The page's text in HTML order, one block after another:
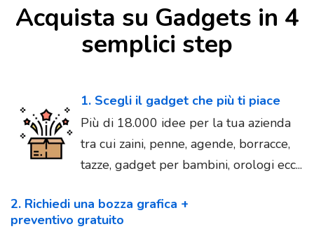
Acquista su Gadgets in 4
semplici step
1. Scegli il gadget che più ti piace
Più di 18.000 idee per la tua azienda
tra cui zaini, penne, agende, borracce,
tazze, gadget per bambini, orologi ecc...
2. Richiedi una bozza grafica +
preventivo gratuito